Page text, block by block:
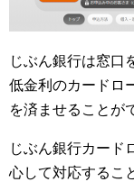
じぶん銀行は窓口
低金利のカードロ
を済ませることが
じぶん銀行カード
心して対応するこ